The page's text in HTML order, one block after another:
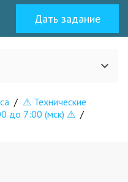
Дать задание
/ ⚠ Технические
до 7:00 (мск) ⚠ /